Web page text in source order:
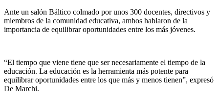
Ante un salón Báltico colmado por unos 300 docentes, directivos y
miembros de la comunidad educativa, ambos hablaron de la
importancia de equilibrar oportunidades entre los más jóvenes.
“El tiempo que viene tiene que ser necesariamente el tiempo de la
educación. La educación es la herramienta más potente para
equilibrar oportunidades entre los que más y menos tienen”, expresó
De Marchi.